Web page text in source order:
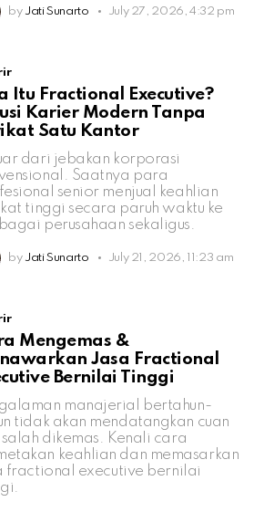
by Jati Sunarto July 27, 2026, 4:32 pm
Itu Fractional Executive?
Karier Modern Tanpa
Satu Kantor
dari jebakan korporasi
Saatnya para
senior menjual keahlian
tinggi secara paruh waktu ke
perusahaan sekaligus.
by Jati Sunarto July 21, 2026, 11:23 am
Mengemas &
Jasa Fractional
Bernilai Tinggi
manajerial bertahun-
tidak akan mendatangkan cuan
dikemas. Kenali cara
keahlian dan memasarkan
fractional executive bernilai